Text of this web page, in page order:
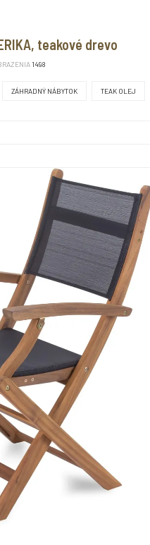
teakové drevo
1498
ZÁHRADNÝ NÁBYTOK TEAK OLEJ